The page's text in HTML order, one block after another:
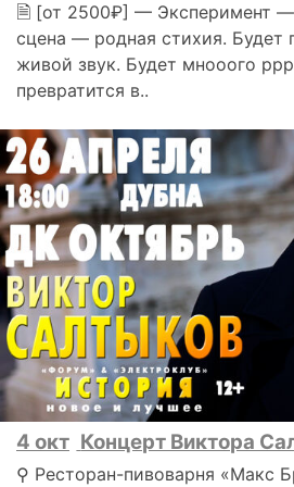
🗎 [от 2500₽] — Эксперимент —
сцена — родная стихия. Будет
живой звук. Будет мнооого
превратится в..
4 окт Концерт Виктора
⚲ Ресторан-пивоварня «Макс